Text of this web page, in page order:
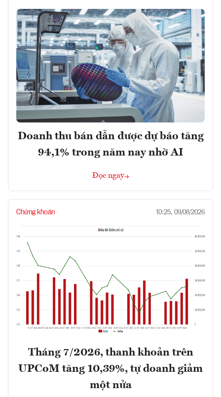
Doanh thu bán dẫn được dự báo tăng
94,1% trong năm nay nhờ AI
Đọc ngay
Chứng khoán 10:25, 09/08/2026
Tháng 7/2026, thanh khoản trên
UPCoM tăng 10,39%, tự doanh giảm
một nửa